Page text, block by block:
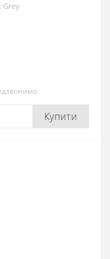
Grey
Купити